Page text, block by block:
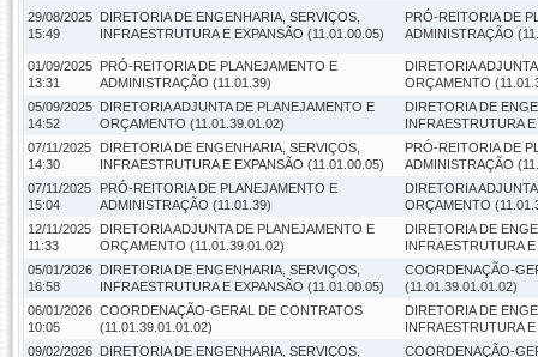
29/08/2025
15:49
DIRETORIA DE ENGENHARIA, SERVIÇOS,
INFRAESTRUTURA E EXPANSÃO (11.01.00.05)
PRÓ-REITORIA DE
ADMINISTRAÇÃO
01/09/2025
13:31
PRÓ-REITORIA DE PLANEJAMENTO E
ADMINISTRAÇÃO (11.01.39)
DIRETORIA
ORÇAMENTO
05/09/2025
14:52
DIRETORIA ADJUNTA DE PLANEJAMENTO E
ORÇAMENTO (11.01.39.01.02)
DIRETORIA DE
INFRAESTRUTURA
07/11/2025
14:30
DIRETORIA DE ENGENHARIA, SERVIÇOS,
INFRAESTRUTURA E EXPANSÃO (11.01.00.05)
PRÓ-REITORIA DE
ADMINISTRAÇÃO
07/11/2025
15:04
PRÓ-REITORIA DE PLANEJAMENTO E
ADMINISTRAÇÃO (11.01.39)
DIRETORIA
ORÇAMENTO
12/11/2025
11:33
DIRETORIA ADJUNTA DE PLANEJAMENTO E
ORÇAMENTO (11.01.39.01.02)
DIRETORIA DE
INFRAESTRUTURA
05/01/2026
16:58
DIRETORIA DE ENGENHARIA, SERVIÇOS,
INFRAESTRUTURA E EXPANSÃO (11.01.00.05)
COORDENAÇÃO-
(11.01.39.01.01.02)
06/01/2026
10:05
COORDENAÇÃO-GERAL DE CONTRATOS
(11.01.39.01.01.02)
DIRETORIA DE
INFRAESTRUTURA
09/02/2026 DIRETORIA DE ENGENHARIA, SERVIÇOS,
COORDENAÇÃO-